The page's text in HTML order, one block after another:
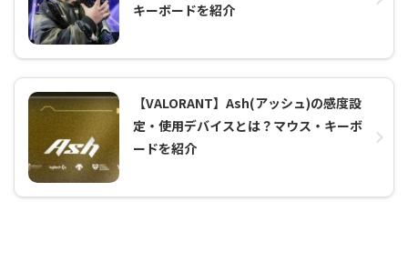
キーボードを紹介
【VALORANT】Ash(アッシュ)の感度設
定・使用デバイスとは？マウス・キーボ
ードを紹介